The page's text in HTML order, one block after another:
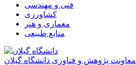
فنی و مهندسی
کشاورزی
معماری و هنر
منابع طبیعی
معاونت پژوهش و فناوری دانشگاه گیلان